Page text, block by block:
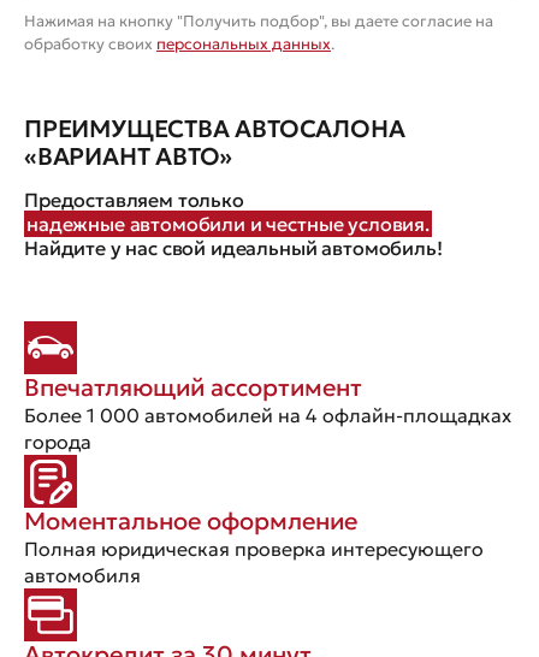
Нажимая на кнопку "Получить подбор", вы даете согласие на
обработку своих персональных данных.
ПРЕИМУЩЕСТВА АВТОСАЛОНА
«ВАРИАНТ АВТО»
Предоставляем только
надежные автомобили и честные условия.
Найдите у нас свой идеальный автомобиль!
Впечатляющий ассортимент
Более 1 000 автомобилей на 4 офлайн-площадках
города
Моментальное оформление
Полная юридическая проверка интересующего
автомобиля